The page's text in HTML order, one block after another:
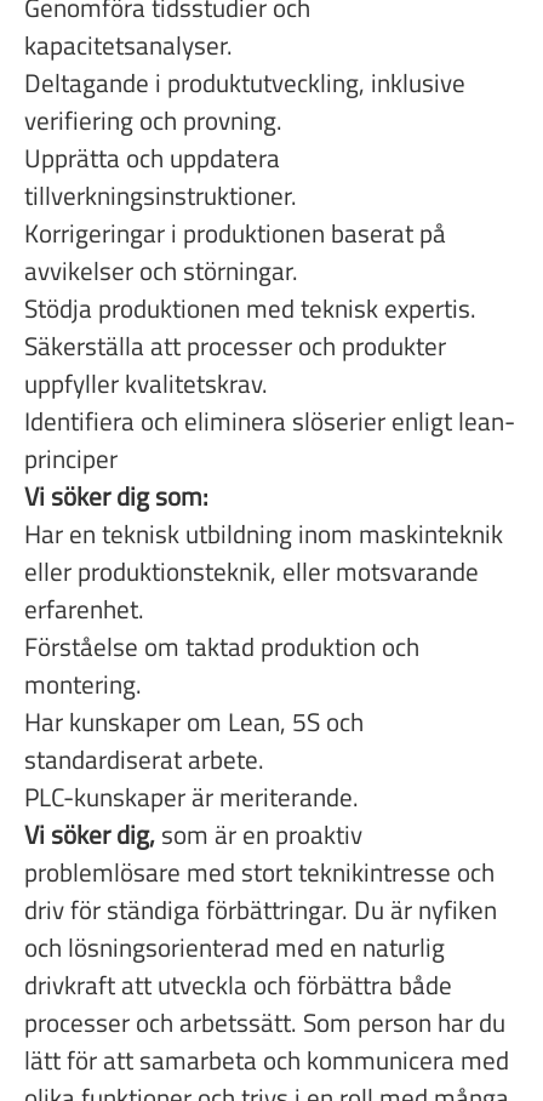
kapacitetsanalyser.
Deltagande i produktutveckling, inklusive
verifiering och provning.
Upprätta och uppdatera
tillverkningsinstruktioner.
Korrigeringar i produktionen baserat på
avvikelser och störningar.
Stödja produktionen med teknisk expertis.
Säkerställa att processer och produkter
uppfyller kvalitetskrav.
Identifiera och eliminera slöserier enligt lean-
principer
Vi söker dig som:
Har en teknisk utbildning inom maskinteknik
eller produktionsteknik, eller motsvarande
erfarenhet.
Förståelse om taktad produktion och
montering.
Har kunskaper om Lean, 5S och
standardiserat arbete.
PLC-kunskaper är meriterande.
Vi söker dig,som är en proaktiv
problemlösare med stort teknikintresse och
driv för ständiga förbättringar. Du är nyfiken
och lösningsorienterad med en naturlig
drivkraft att utveckla och förbättra både
processer och arbetssätt. Som person har du
lätt för att samarbeta och kommunicera med